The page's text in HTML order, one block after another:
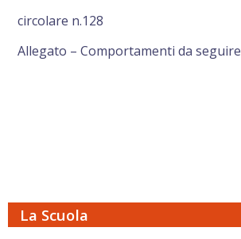
La Scuola
circolare n.128
Allegato – Comportamenti da seguire